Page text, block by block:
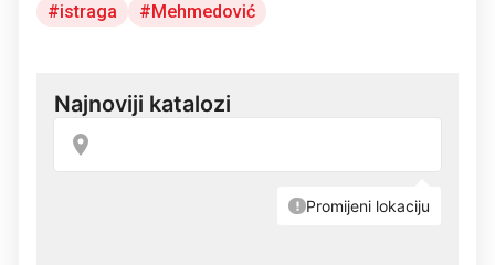
istraga Mehmedović